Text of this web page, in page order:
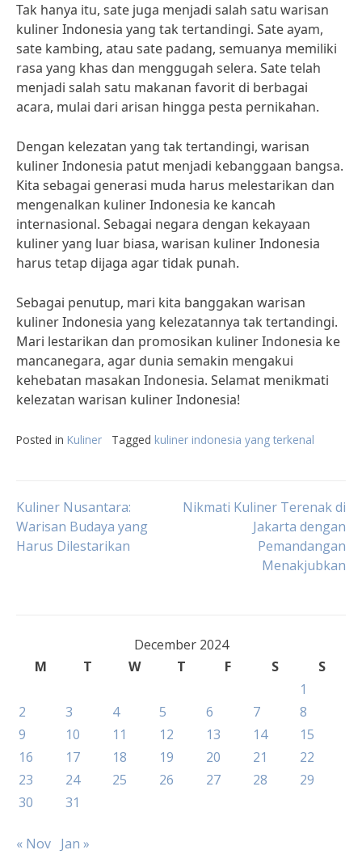
Tak hanya itu, sate juga menjadi salah satu warisan
kuliner Indonesia yang tak tertandingi. Sate ayam,
sate kambing, atau sate padang, semuanya memiliki
rasa yang khas dan menggugah selera. Sate telah
menjadi salah satu makanan favorit di berbagai
acara, mulai dari arisan hingga pesta pernikahan.
Dengan kelezatan yang tak tertandingi, warisan
kuliner Indonesia patut menjadi kebanggaan bangsa.
Kita sebagai generasi muda harus melestarikan dan
mengenalkan kuliner Indonesia ke kancah
internasional. Sebagai negara dengan kekayaan
kuliner yang luar biasa, warisan kuliner Indonesia
harus tetap dijaga agar tidak punah.
Sebagai penutup, mari kita banggakan warisan
kuliner Indonesia yang kelezatannya tak tertandingi.
Mari lestarikan dan promosikan kuliner Indonesia ke
mancanegara, agar dunia semakin mengakui
kehebatan masakan Indonesia. Selamat menikmati
kelezatan warisan kuliner Indonesia!
Posted in Kuliner Tagged kuliner indonesia yang terkenal
Post
navigation
Kuliner Nusantara:
Warisan Budaya yang
Harus Dilestarikan
Nikmati Kuliner Terenak di
Jakarta dengan
Pemandangan
Menakjubkan
December 2024
M
T W T F S
S
1
2
3 4 5 6 7
8
9
10 11 12 13 14
15
16
17 18 19 20 21
22
23
24 25 26 27 28
29
30
31
« Nov Jan »